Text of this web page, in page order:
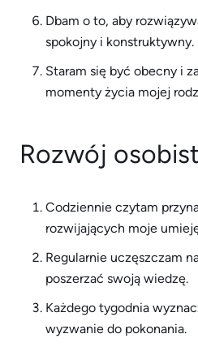
Dbam o to, aby
spokojny i konstruktywny.
Staram się być obecny i
momenty życia mojej
Rozwój
Codziennie czytam
rozwijających moje
Regularnie uczęszczam
poszerzać swoją wiedzę.
Każdego tygodnia
wyzwanie do pokonania.